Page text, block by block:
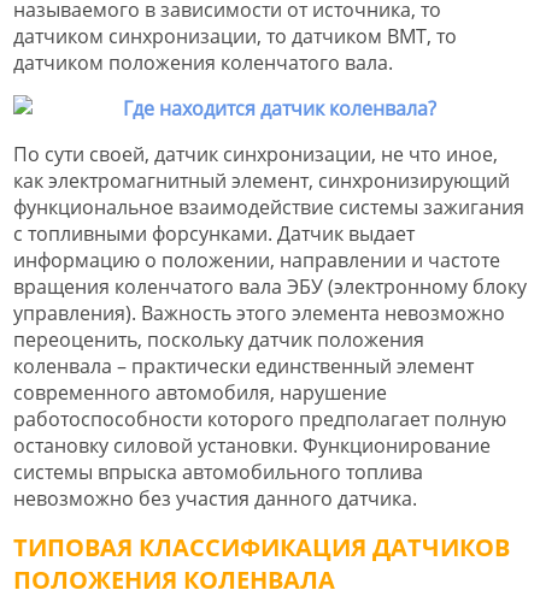
называемого в зависимости от источника, то
датчиком синхронизации, то датчиком ВМТ, то
датчиком положения коленчатого вала.
По сути своей, датчик синхронизации, не что иное,
как электромагнитный элемент, синхронизирующий
функциональное взаимодействие системы зажигания
с топливными форсунками. Датчик выдает
информацию о положении, направлении и частоте
вращения коленчатого вала ЭБУ (электронному блоку
управления). Важность этого элемента невозможно
переоценить, поскольку датчик положения
коленвала – практически единственный элемент
современного автомобиля, нарушение
работоспособности которого предполагает полную
остановку силовой установки. Функционирование
системы впрыска автомобильного топлива
невозможно без участия данного датчика.
ТИПОВАЯ КЛАССИФИКАЦИЯ ДАТЧИКОВ
ПОЛОЖЕНИЯ КОЛЕНВАЛА